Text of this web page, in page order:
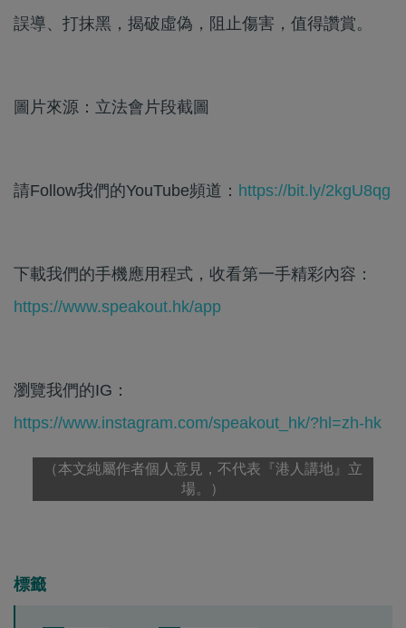
誤導、打抹黑，揭破虛偽，阻止傷害，值得讚賞。
圖片來源：立法會片段截圖
請Follow我們的YouTube頻道： https://bit.ly/2kgU8qg
下載我們的手機應用程式，收看第一手精彩內容：
https://www.speakout.hk/app
瀏覽我們的IG：
https://www.instagram.com/speakout_hk/?hl=zh-hk
（本文純屬作者個人意見，不代表『港人講地』立
場。）
標籤